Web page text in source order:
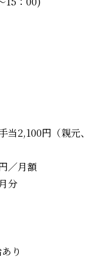
当2,100円（親
／月額
分
り